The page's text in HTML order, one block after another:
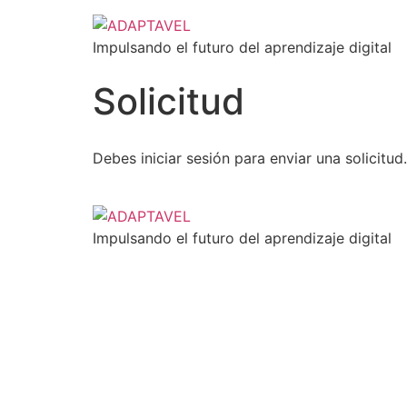
Impulsando el futuro del aprendizaje digital
Solicitud
Debes iniciar sesión para enviar una solicitud.
Impulsando el futuro del aprendizaje digital